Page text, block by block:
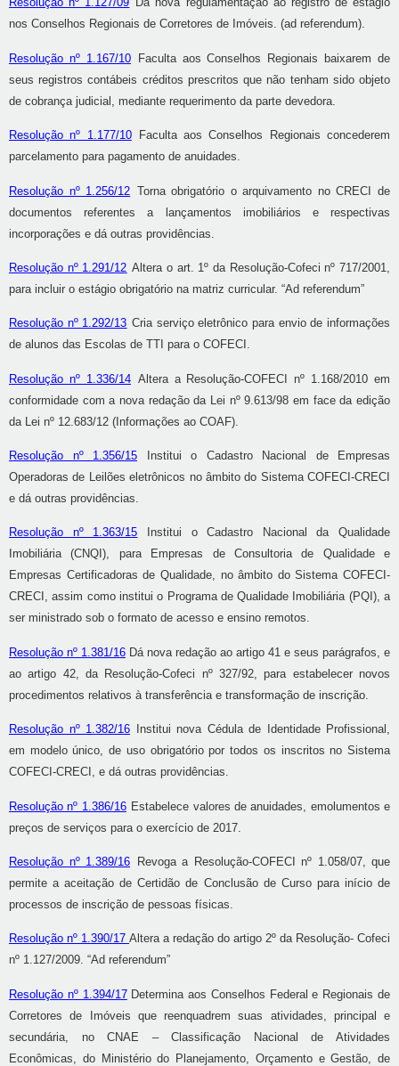
nos Conselhos Regionais de Corretores de Imóveis. (ad referendum).
Resolução nº 1.167/10
Faculta aos Conselhos Regionais baixarem de
seus registros contábeis créditos prescritos que não tenham sido objeto
de cobrança judicial, mediante requerimento da parte devedora.
Resolução nº 1.177/10
Faculta aos Conselhos Regionais concederem
parcelamento para pagamento de anuidades.
Resolução nº 1.256/12 Torna obrigatório o arquivamento no CRECI de
documentos referentes a lançamentos imobiliários e respectivas
incorporações e dá outras providências.
Resolução nº 1.291/12 Altera o art. 1º da Resolução-Cofeci nº 717/2001,
para incluir o estágio obrigatório na matriz curricular. “Ad referendum”
Resolução nº 1.292/13 Cria serviço eletrônico para envio de informações
de alunos das Escolas de TTI para o COFECI.
Resolução nº 1.336/14 Altera a Resolução-COFECI nº 1.168/2010 em
conformidade com a nova redação da Lei nº 9.613/98 em face da edição
da Lei nº 12.683/12 (Informações ao COAF).
Resolução nº 1.356/15
Institui o Cadastro Nacional de Empresas
Operadoras de Leilões eletrônicos no âmbito do Sistema COFECI-CRECI
e dá outras providências.
Resolução nº 1.363/15
Institui o Cadastro Nacional da Qualidade
Imobiliária (CNQI), para Empresas de Consultoria de Qualidade e
Empresas Certificadoras de Qualidade, no âmbito do Sistema COFECI-
CRECI, assim como institui o Programa de Qualidade Imobiliária (PQI), a
ser ministrado sob o formato de acesso e ensino remotos.
Resolução nº 1.381/16 Dá nova redação ao artigo 41 e seus parágrafos, e
ao artigo 42, da Resolução-Cofeci nº 327/92, para estabelecer novos
procedimentos relativos à transferência e transformação de inscrição.
Resolução nº 1.382/16
Institui nova Cédula de Identidade Profissional,
em modelo único, de uso obrigatório por todos os inscritos no Sistema
COFECI-CRECI, e dá outras providências.
Resolução nº 1.386/16 Estabelece valores de anuidades, emolumentos e
preços de serviços para o exercício de 2017.
Resolução nº 1.389/16
Revoga a Resolução-COFECI nº 1.058/07, que
permite a aceitação de Certidão de Conclusão de Curso para início de
processos de inscrição de pessoas físicas.
Resolução nº 1.390/17 Altera a redação do artigo 2º da Resolução- Cofeci
nº 1.127/2009. “Ad referendum”
Resolução nº 1.394/17 Determina aos Conselhos Federal e Regionais de
Corretores de Imóveis que reenquadrem suas atividades, principal e
secundária, no CNAE – Classificação Nacional de Atividades
Econômicas, do Ministério do Planejamento, Orçamento e Gestão, de